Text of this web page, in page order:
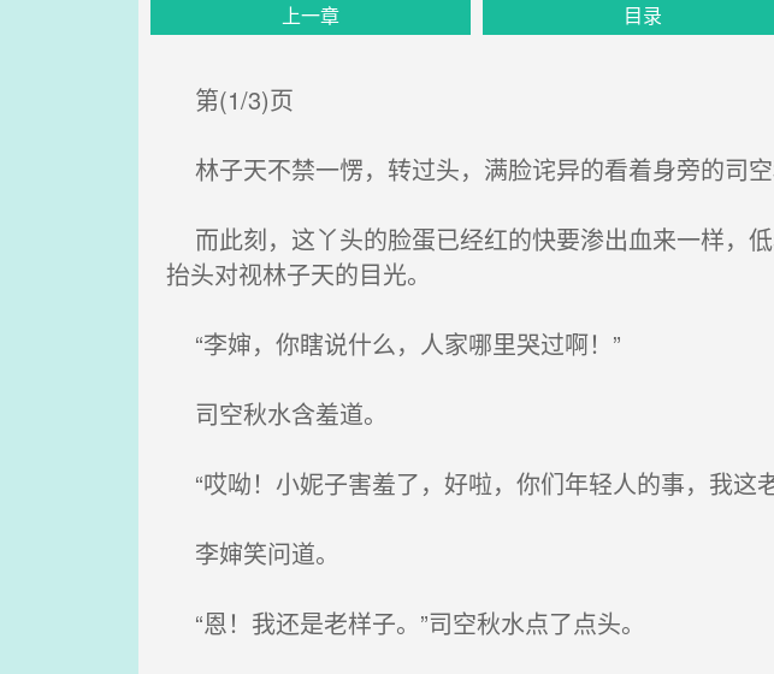
上一章 目录
第(1/3)页
林子天不禁一愣，转过头，满脸诧异的看着身旁的司空
而此刻，这丫头的脸蛋已经红的快要渗出血来一样，
抬头对视林子天的目光。
“李婶，你瞎说什么，人家哪里哭过啊！”
司空秋水含羞道。
“哎呦！小妮子害羞了，好啦，你们年轻人的事，我这
李婶笑问道。
“恩！我还是老样子。”司空秋水点了点头。